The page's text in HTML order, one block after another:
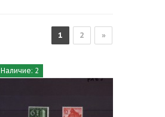
1 2 »
Наличие: 2